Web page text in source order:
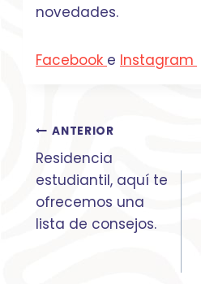
novedades.
Facebook e Instagram
Navegación
de
entradas
ANTERIOR
Residencia
estudiantil, aquí te
ofrecemos una
lista de consejos.